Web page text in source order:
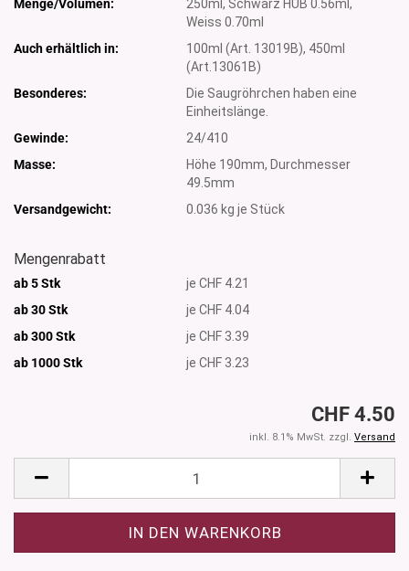
Menge/Volumen:
250ml, Schwarz HUB 0.56ml,
Weiss 0.70ml
Auch erhältlich in:
100ml (Art. 13019B), 450ml
(Art.13061B)
Besonderes:
Die Saugröhrchen haben eine
Einheitslänge.
Gewinde:
24/410
Masse:
Höhe 190mm, Durchmesser
49.5mm
Versandgewicht:
0.036 kg je Stück
Mengenrabatt
ab 5 Stk
je CHF 4.21
ab 30 Stk
je CHF 4.04
ab 300 Stk
je CHF 3.39
ab 1000Stk je CHF 3.23
CHF 4.50
inkl. 8.1% MwSt. zzgl. Versand